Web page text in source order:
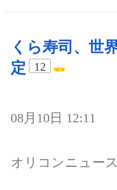
くら寿司、世
定
12
08月10日 12:11
オリコンニュース